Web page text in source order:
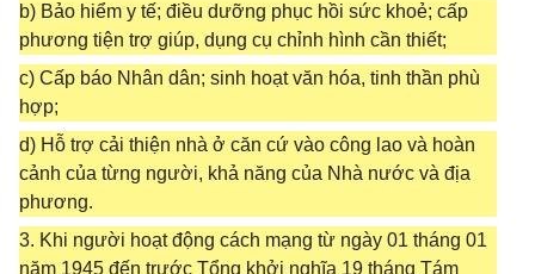
b) Bảo hiểm y tế; điều dưỡng phục hồi sức khoẻ; cấp
phương tiện trợ giúp, dụng cụ chỉnh hình cần thiết;
c) Cấp báo Nhân dân; sinh hoạt văn hóa, tinh thần phù
hợp;
d) Hỗ trợ cải thiện nhà ở căn cứ vào công lao và hoàn
cảnh của từng người, khả năng của Nhà nước và địa
phương.
3. Khi người hoạt động cách mạng từ ngày 01 tháng 01
năm 1945 đến trước Tổng khởi nghĩa 19 tháng Tám